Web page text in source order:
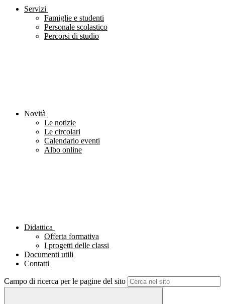
Servizi
Famiglie e studenti
Personale scolastico
Percorsi di studio
Novità
Le notizie
Le circolari
Calendario eventi
Albo online
Didattica
Offerta formativa
I progetti delle classi
Documenti utili
Contatti
Campo di ricerca per le pagine del sito